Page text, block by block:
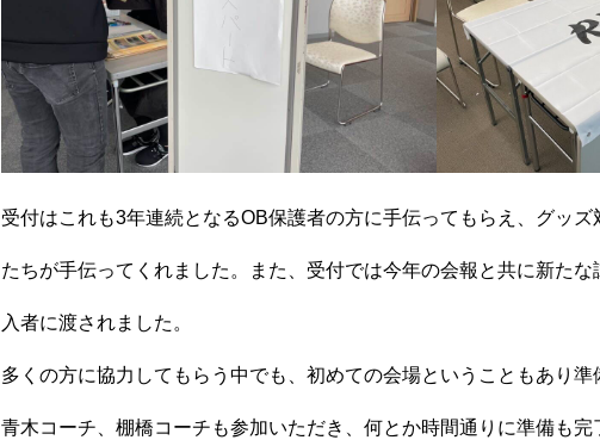
受付はこれも3年連続となるOB保護者の方に手伝ってもらえ、グッ
たちが手伝ってくれました。また、受付では今年の会報と共に新た
入者に渡されました。
多くの方に協力してもらう中でも、初めての会場ということもあり準
青木コーチ、棚橋コーチも参加いただき、何とか時間通りに準備も完